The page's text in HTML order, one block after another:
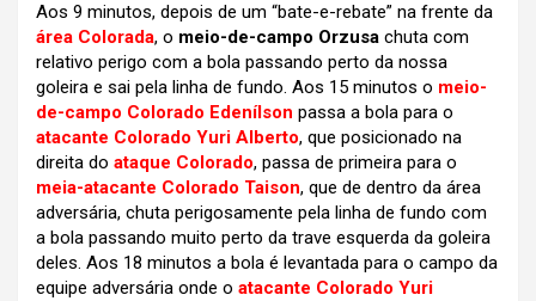
Aos 9 minutos, depois de um “bate-e-rebate” na frente da
área Colorada, o meio-de-campo Orzusa chuta com
relativo perigo com a bola passando perto da nossa
goleira e sai pela linha de fundo. Aos 15 minutos o meio-
de-campo Colorado Edenílson passa a bola para o
atacante Colorado Yuri Alberto, que posicionado na
direita do ataque Colorado, passa de primeira para o
meia-atacante Colorado Taison, que de dentro da área
adversária, chuta perigosamente pela linha de fundo com
a bola passando muito perto da trave esquerda da goleira
deles. Aos 18 minutos a bola é levantada para o campo da
equipe adversária onde o atacante Colorado Yuri